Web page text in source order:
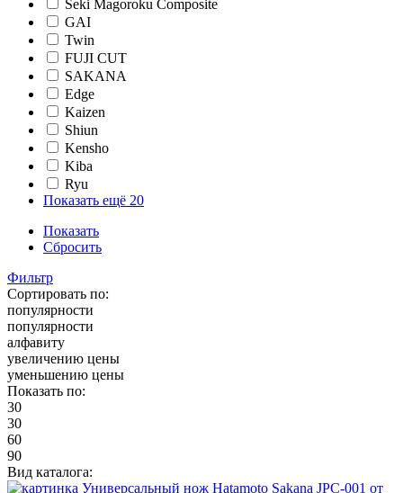
Seki Magoroku Composite
GAI
Twin
FUJI CUT
SAKANA
Edge
Kaizen
Shiun
Kensho
Kiba
Ryu
Показать ещё 20
Показать
Сбросить
Фильтр
Сортировать по:
популярности
популярности
алфавиту
увеличению цены
уменьшению цены
Показать по:
30
30
60
90
Вид каталога: